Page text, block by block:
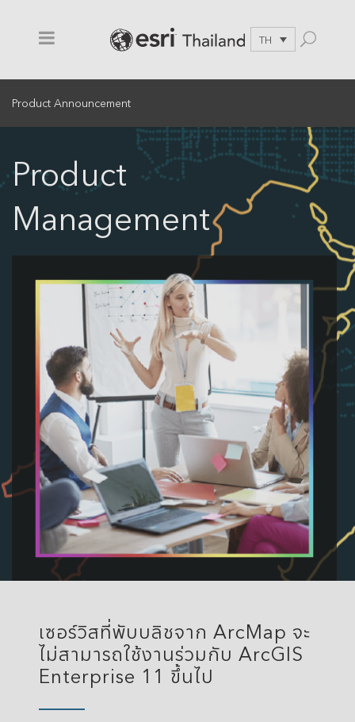
TH
Product Announcement
Product
Management
เซอร์วิสที่พับบลิชจาก ArcMap จะ
ไม่สามารถใช้งานร่วมกับ ArcGIS
Enterprise 11 ขึ้นไป